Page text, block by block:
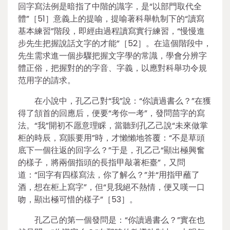
回字寫法例是暗指了中階的識字，是“以部門取代全
體”［51］意義上的提喻，提喻著科舉軌制下的“讀寫
基本練習”階段，即經由過程讀寫實行練習，“慢慢進
步先生把握說話文字的才能”［52］。在這個階段中，
先生需求進一個步驟把握文字學的常識，學會分辨字
體正俗，把握對的的字音、字義，以應對科舉功令規
范用字的請求。
在小說中，孔乙己對“我”說：“你讀過書么？”在獲
得了頷首的回應后，便要“考你一考”，發問茴字的寫
法。“我”開初不愿意理睬，當聽到孔乙己說“未來做掌
柜的時辰，寫賬要用”時，才懶懶地答覆：“不是草頭
底下一個往返的回字么？”于是，孔乙己“顯出極興奮
的樣子，將兩個指頭的長指甲敲著柜臺”，又問
道：“回字有四樣寫法，你了解么？”并“用指甲蘸了
酒，想在柜上寫字”，但“見我絕不熱情，便又嘆一口
吻，顯出極可惜的樣子”［53］。
孔乙己的第一個發問是：“你讀過書么？”實在也